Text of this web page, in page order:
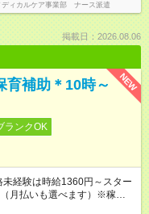
ィカルケア事業部 ナース派遣
掲載日：2026.08.06
NEW
育補助＊10時～
ランクOK
経験は時給1360円～スター
月払いも選べます）※稼働開
なります★フルタイムできる